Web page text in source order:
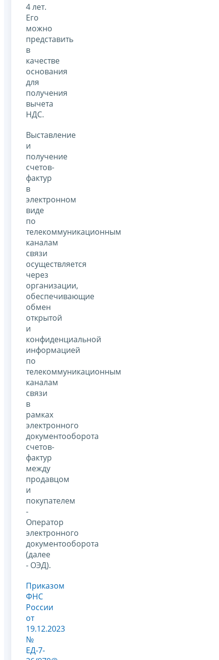
4 лет.
Его
можно
представить
в
качестве
основания
для
получения
вычета
НДС.
Выставление
и
получение
счетов-
фактур
в
электронном
виде
по
телекоммуникационным
каналам
связи
осуществляется
через
организации,
обеспечивающие
обмен
открытой
и
конфиденциальной
информацией
по
телекоммуникационным
каналам
связи
в
рамках
электронного
документооборота
счетов-
фактур
между
продавцом
и
покупателем
-
Оператор
электронного
документооборота
(далее
- ОЭД).
Приказом
ФНС
России
от
19.12.2023
№
ЕД-7-